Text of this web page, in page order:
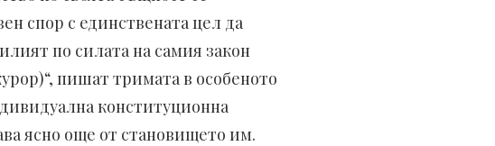
спор с единствената цел да
по силата на самия закон
пишат тримата в особеното
конституционна
ясно още от становището им.